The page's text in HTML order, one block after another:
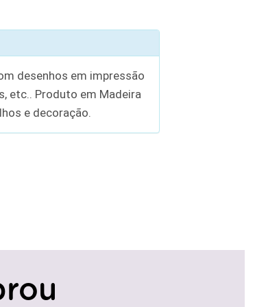
desenhos em impressão
etc.. Produto em Madeira
e decoração.